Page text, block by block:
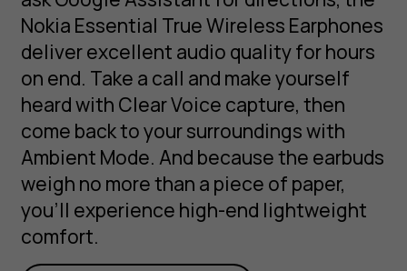
Nokia Essential True Wireless Earphones
deliver excellent audio quality for hours
on end. Take a call and make yourself
heard with Clear Voice capture, then
come back to your surroundings with
Ambient Mode. And because the earbuds
weigh no more than a piece of paper,
you’ll experience high-end lightweight
comfort.